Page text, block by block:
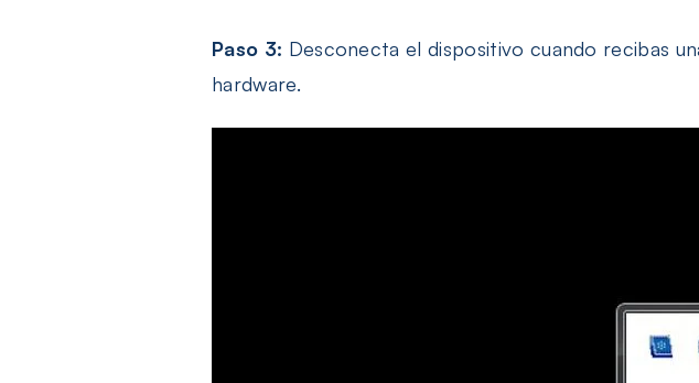
Paso 3: Desconecta el dispositivo cuando recibas
hardware.